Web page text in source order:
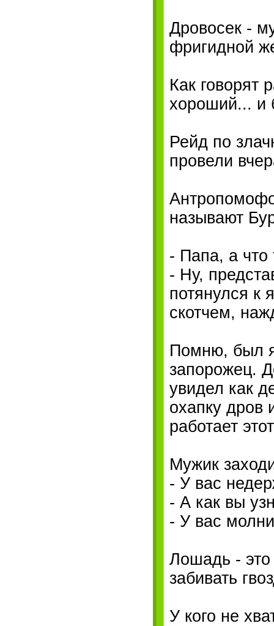
Дровосек -
фригидной
Как говорят
хороший... и
Рейд по
провели
называют
- Папа, а что
- Ну,
потянулся к
скотчем,
Помню, был
запорожец.
увидел как
охапку дров
работает
Мужик
- У вас
- А как вы
- У вас
Лошадь - это
забивать
У кого не